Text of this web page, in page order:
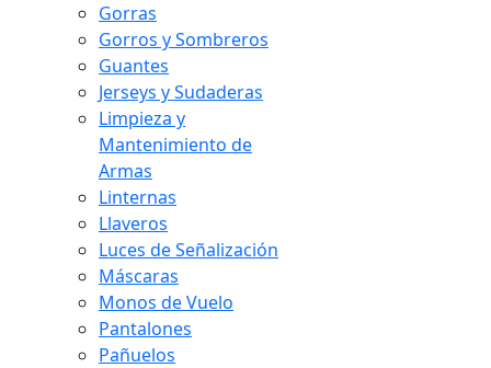
Gorras
Gorros y Sombreros
Guantes
Jerseys y Sudaderas
Limpieza y
Mantenimiento de
Armas
Linternas
Llaveros
Luces de Señalización
Máscaras
Monos de Vuelo
Pantalones
Pañuelos